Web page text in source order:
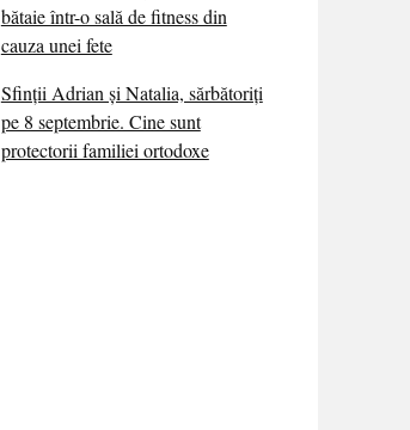
bătaie într-o sală de fitness din
cauza unei fete
Sfinții Adrian și Natalia, sărbătoriți
pe 8 septembrie. Cine sunt
protectorii familiei ortodoxe